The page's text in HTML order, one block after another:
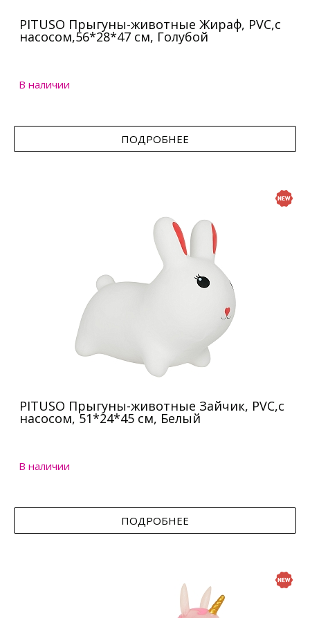
PITUSO Прыгуны-животные Жираф, PVC,с
насосом,56*28*47 см, Голубой
В наличии
ПОДРОБНЕЕ
PITUSO Прыгуны-животные Зайчик, PVC,с
насосом, 51*24*45 см, Белый
В наличии
ПОДРОБНЕЕ